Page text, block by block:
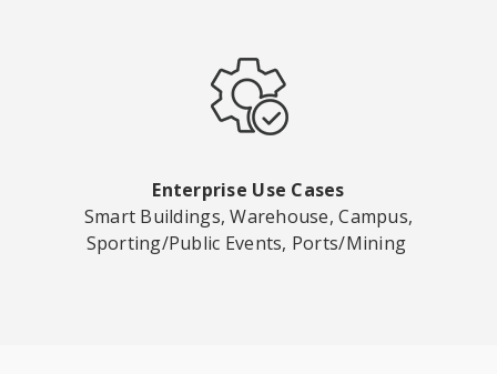
Enterprise Use Cases
Smart Buildings, Warehouse, Campus,
Sporting/Public Events, Ports/Mining